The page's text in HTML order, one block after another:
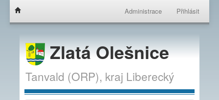
Administrace Přihlásit
Zlatá Olešnice
Tanvald (ORP), kraj Liberecký